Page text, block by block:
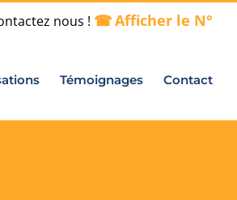
nous ! Afficher le N°
Témoignages Contact